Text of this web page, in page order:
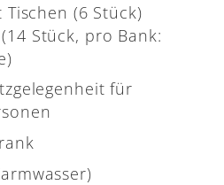
(6 Stück)
Stück, pro Bank:
für